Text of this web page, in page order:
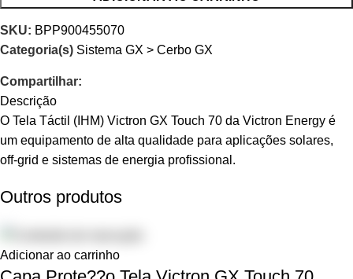
SKU: BPP900455070
Categoria(s) Sistema GX > Cerbo GX
Compartilhar:
Descrição
O Tela Táctil (IHM) Victron GX Touch 70 da Victron Energy é
um equipamento de alta qualidade para aplicações solares,
off-grid e sistemas de energia profissional.
Outros produtos
Adicionar ao carrinho